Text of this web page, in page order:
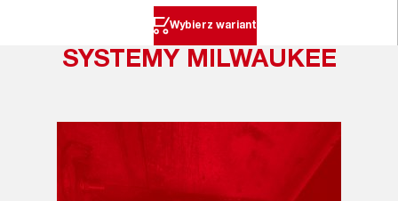
Wybierz wariant
SYSTEMY MILWAUKEE